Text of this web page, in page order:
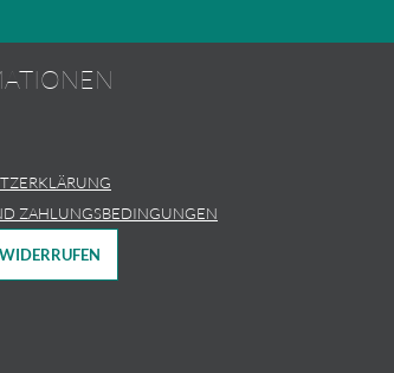
ZAHLUNGSBEDINGUNGEN